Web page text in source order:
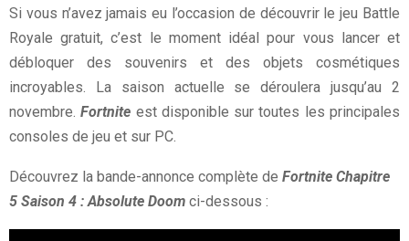
Si vous n’avez jamais eu l’occasion de découvrir le jeu Battle
Royale gratuit, c’est le moment idéal pour vous lancer et
débloquer des souvenirs et des objets cosmétiques
incroyables. La saison actuelle se déroulera jusqu’au 2
novembre.Fortnite est disponible sur toutes les principales
consoles de jeu et sur PC.
Découvrez la bande-annonce complète de Fortnite Chapitre
5 Saison 4 : Absolute Doom ci-dessous :